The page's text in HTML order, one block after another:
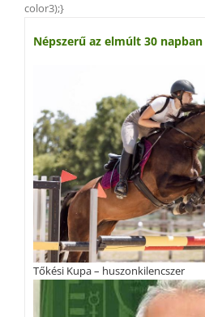
color3);}
Népszerű az elmúlt 30 napban
Tőkési Kupa – huszonkilencszer